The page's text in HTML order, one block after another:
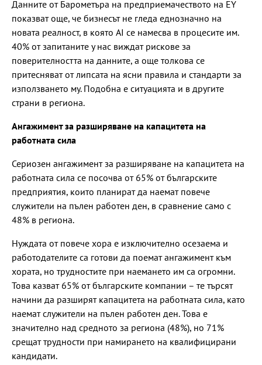
Данните от Барометъра на предприемачеството на EY
показват още, че бизнесът не гледа еднозначно на
новата реалност, в която AI се намесва в процесите им.
40% от запитаните у нас виждат рискове за
поверителността на данните, а още толкова се
притесняват от липсата на ясни правила и стандарти за
използването му. Подобна е ситуацията и в другите
страни в региона.
Ангажимент за разширяване на капацитета на
работната сила
Сериозен ангажимент за разширяване на капацитета на
работната сила се посочва от 65% от българските
предприятия, които планират да наемат повече
служители на пълен работен ден, в сравнение само с
48% в региона.
Нуждата от повече хора е изключително осезаема и
работодателите са готови да поемат ангажимент към
хората, но трудностите при наемането им са огромни.
Това казват 65% от българските компании – те търсят
начини да разширят капацитета на работната сила, като
наемат служители на пълен работен ден. Това е
значително над средното за региона (48%), но 71%
срещат трудности при намирането на квалифицирани
кандидати.